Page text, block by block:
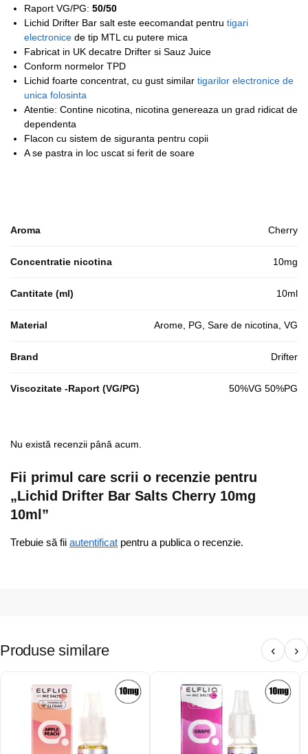
Raport VG/PG: 50/50
Lichid Drifter Bar salt este eecomandat pentru tigari
electronice de tip MTL cu putere mica
Fabricat in UK decatre Drifter si Sauz Juice
Conform normelor TPD
Lichid foarte concentrat, cu gust similar tigarilor electronice de
unica folosinta
Atentie: Contine nicotina, nicotina genereaza un grad ridicat de
dependenta
Flacon cu sistem de siguranta pentru copii
A se pastra in loc uscat si ferit de soare
Aroma Cherry
Concentratie nicotina 10mg
Cantitate (ml) 10ml
Material Arome, PG, Sare de nicotina, VG
Brand Drifter
Viscozitate -Raport (VG/PG) 50%VG 50%PG
Nu există recenzii până acum.
Fii primul care scrii o recenzie pentru
„Lichid Drifter Bar Salts Cherry 10mg
10ml”
Trebuie să fii autentificat pentru a publica o recenzie.
Produse similare ‹ ›